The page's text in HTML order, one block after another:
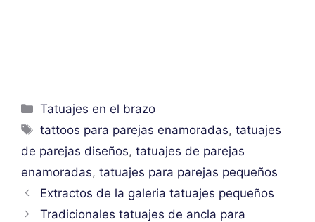
Categorías
Tatuajes en el brazo
Etiquetas
tattoos para parejas enamoradas,tatuajes
de parejas diseños, tatuajes de parejas
enamoradas, tatuajes para parejas pequeños
Extractos de la galeria tatuajes pequeños
Tradicionales tatuajes de ancla para